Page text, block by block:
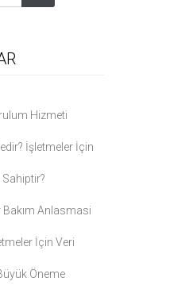
Hizmeti
İşletmeler İçin
Anlasmasi
İçin Veri
Öneme